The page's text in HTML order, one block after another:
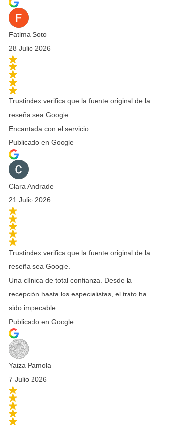
Fatima Soto
28 Julio 2026
Trustindex verifica que la fuente original de la
reseña sea Google.
Encantada con el servicio
Publicado en Google
Clara Andrade
21 Julio 2026
Trustindex verifica que la fuente original de la
reseña sea Google.
Una clínica de total confianza. Desde la
recepción hasta los especialistas, el trato ha
sido impecable.
Publicado en Google
Yaiza Pamola
7 Julio 2026